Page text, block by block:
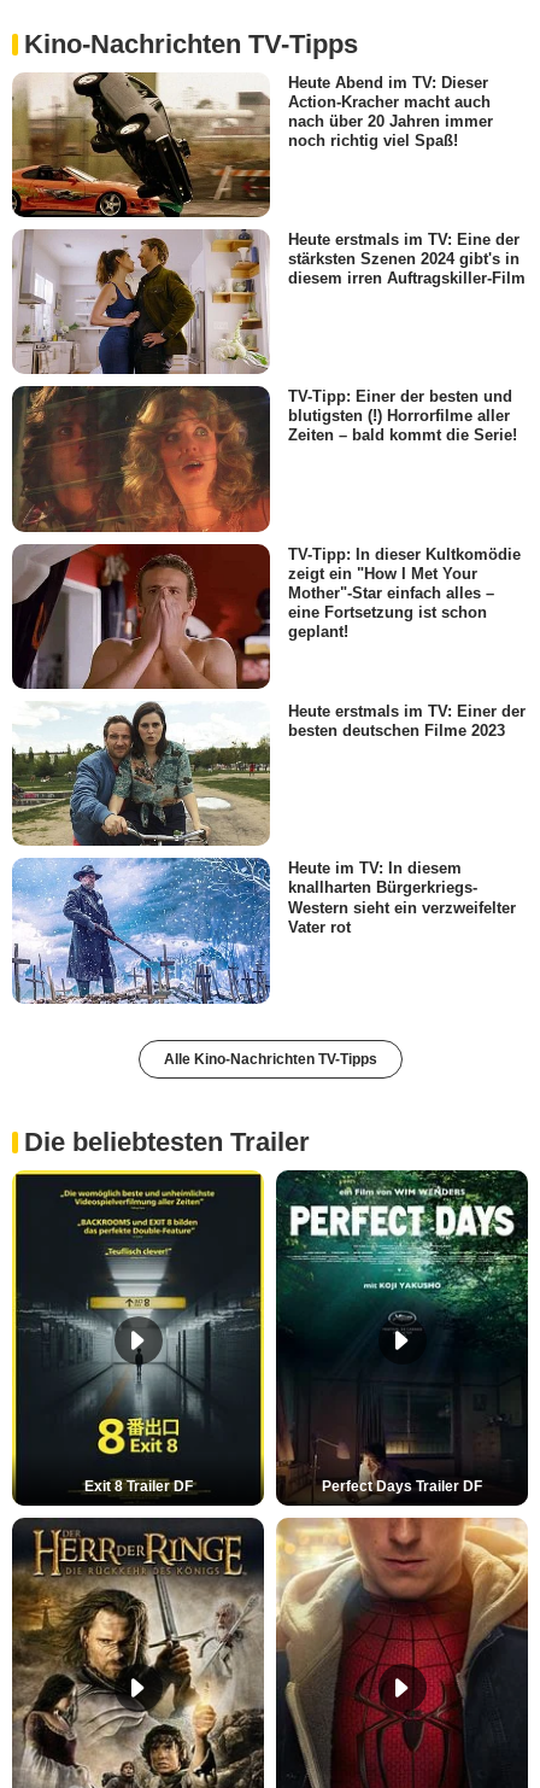
Kino-Nachrichten TV-Tipps
Heute Abend im TV: Dieser
Action-Kracher macht auch
nach über 20 Jahren immer
noch richtig viel Spaß!
Heute erstmals im TV: Eine der
stärksten Szenen 2024 gibt's in
diesem irren Auftragskiller-Film
TV-Tipp: Einer der besten und
blutigsten (!) Horrorfilme aller
Zeiten – bald kommt die Serie!
TV-Tipp: In dieser Kultkomödie
zeigt ein "How I Met Your
Mother"-Star einfach alles –
eine Fortsetzung ist schon
geplant!
Heute erstmals im TV: Einer der
besten deutschen Filme 2023
Heute im TV: In diesem
knallharten Bürgerkriegs-
Western sieht ein verzweifelter
Vater rot
Alle Kino-Nachrichten TV-Tipps
Die beliebtesten Trailer
Exit 8 Trailer DF Perfect Days Trailer DF